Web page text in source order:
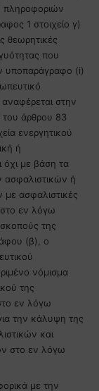
πληροφοριών
1 στοιχείο γ)
θεωρητικές
που
υποπαράγραφο (i)
στην
άρθρου 83
ενεργητικού
ή
όχι με βάση τα
ασφαλιστικών ή
με ασφαλιστικές
στο εν λόγω
σκοπούς της
(β), ο
νόμισμα
της
εν λόγω
την κάλυψη της
και
στο εν λόγω
με την